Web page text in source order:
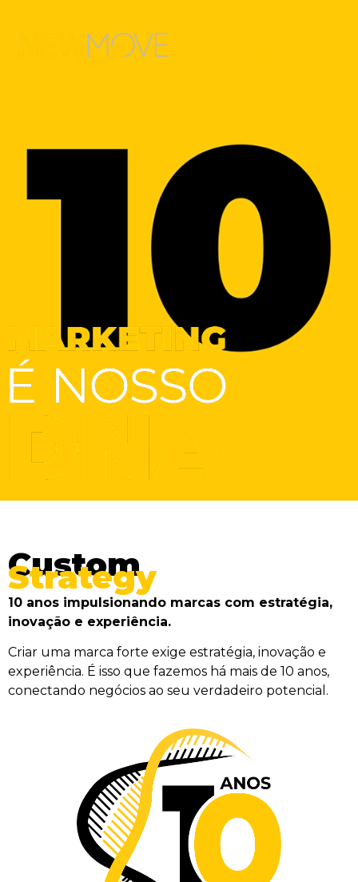
Custom
Strategy
10 anos impulsionando marcas com estratégia,
inovação e experiência.
Criar uma marca forte exige estratégia, inovação e
experiência. É isso que fazemos há mais de 10 anos,
conectando negócios ao seu verdadeiro potencial.